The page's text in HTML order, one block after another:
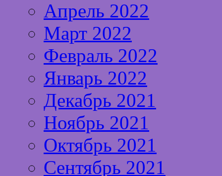
Апрель 2022
Март 2022
Февраль 2022
Январь 2022
Декабрь 2021
Ноябрь 2021
Октябрь 2021
Сентябрь 2021